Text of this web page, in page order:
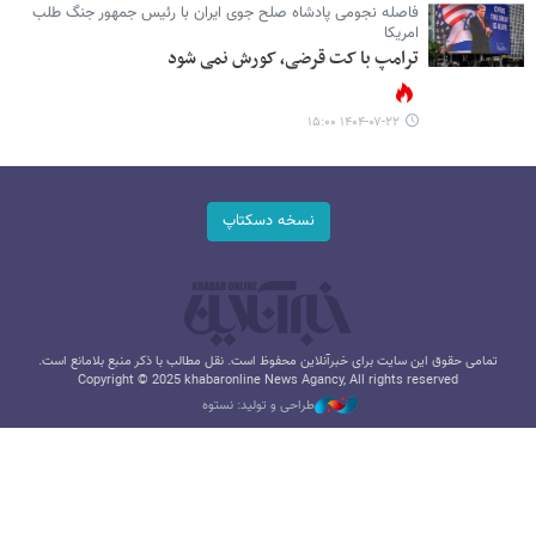
فاصله نجومی پادشاه صلح جوی ایران با رئیس جمهور جنگ طلب
امریکا
ترامپ با کت قرضی، کورش نمی شود
۱۴۰۴-۰۷-۲۲ ۱۵:۰۰
نسخه دسکتاپ
تمامی حقوق این سایت برای خبرآنلاین محفوظ است. نقل مطالب با ذکر منبع بلامانع است.
Copyright © 2025 khabaronline News Agancy, All rights reserved
طراحی و تولید: نستوه